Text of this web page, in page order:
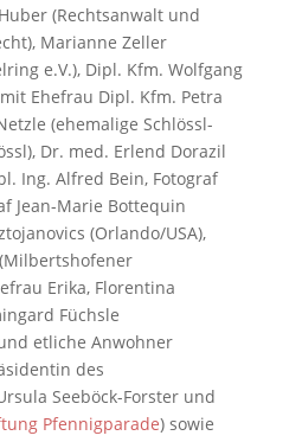
(Rechtsanwalt und
Marianne Zeller
e.V.), Dipl. Kfm. Wolfgang
Ehefrau Dipl. Kfm. Petra
(ehemalige Schlössl-
Dr. med. Erlend Dorazil
Ing. Alfred Bein, Fotograf
Jean-Marie Bottequin
(Orlando/USA),
Erika, Florentina
Füchsle
etliche Anwohner
des
Seeböck-Forster und
Pfennigparade) sowie